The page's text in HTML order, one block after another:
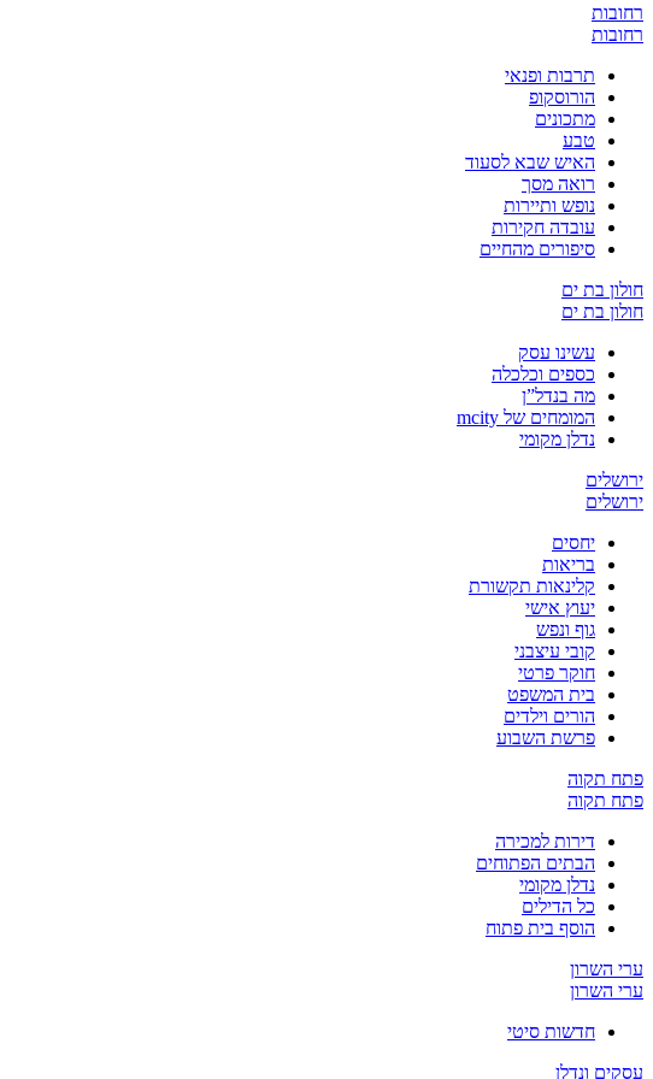
רחובות
רחובות
תרבות ופנאי
הורוסקופ
מתכונים
טבע
האיש שבא לסעוד
רואה מסך
נופש ותיירות
עובדה חקירות
סיפורים מהחיים
חולון בת ים
חולון בת ים
עשינו עסק
כספים וכלכלה
מה בנדל”ן
המומחים של mcity
נדלן מקומי
ירושלים
ירושלים
יחסים
בריאות
קלינאות תקשורת
יעוץ אישי
גוף ונפש
קובי עיצבני
חוקר פרטי
בית המשפט
הורים וילדים
פרשת השבוע
פתח תקוה
פתח תקוה
דירות למכירה
הבתים הפתוחים
נדלן מקומי
כל הדילים
הוסף בית פתוח
ערי השרון
ערי השרון
חדשות סיטי
עסקים ונדלן